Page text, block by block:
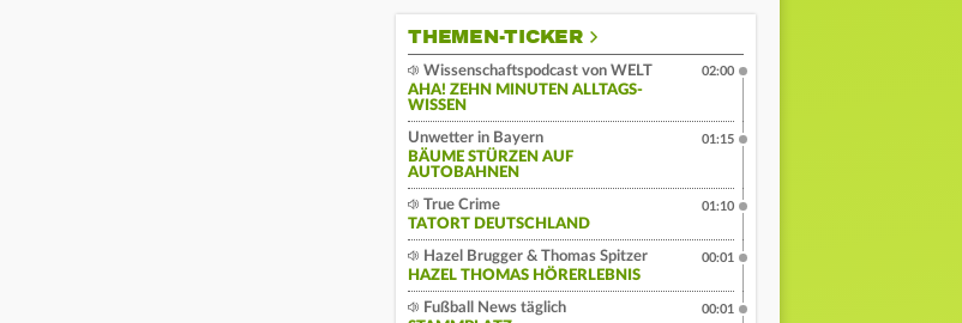
THEMEN-TICKER
Wissenschaftspodcast von WELT
AHA! ZEHN MINUTEN ALLTAGS-
WISSEN
02:00
Unwetter in Bayern
BÄUME STÜRZEN AUF
AUTOBAHNEN
01:15
True Crime
TATORT DEUTSCHLAND
01:10
Hazel Brugger & Thomas Spitzer
HAZEL THOMAS HÖRERLEBNIS
00:01
Fußball News täglich
00:01